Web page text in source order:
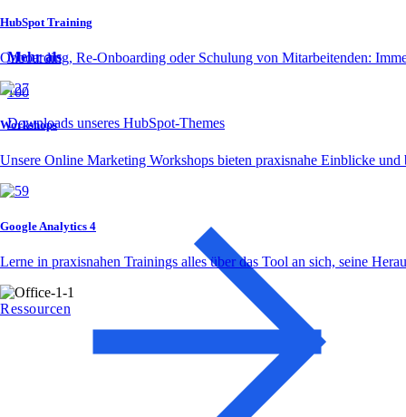
HubSpot Training
Onboarding, Re-Onboarding oder Schulung von Mitarbeitenden:
Workshops
Unsere Online Marketing Workshops bieten praxisnahe Einblicke und
Google Analytics 4
Lerne in praxisnahen Trainings alles über das Tool an sich, seine
Ressourcen
Mehr als
100
Downloads unseres HubSpot-Themes